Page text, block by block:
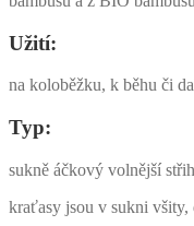
Užití:
na koloběžku, k běhu či
Typ:
sukně áčkový volnější střih
kraťasy jsou v sukni